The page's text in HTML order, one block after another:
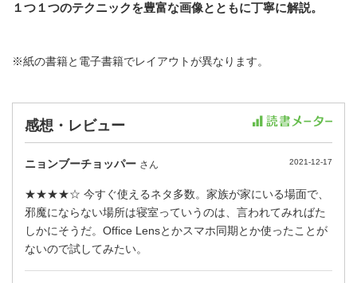
１つ１つのテクニックを豊富な画像とともに丁寧に解説。
※紙の書籍と電子書籍でレイアウトが異なります。
感想・レビュー
ニョンブーチョッパー さん 2021-12-17
★★★★☆ 今すぐ使えるネタ多数。家族が家にいる場面で、
邪魔にならない場所は寝室っていうのは、言われてみればた
しかにそうだ。Office Lensとかスマホ同期とか使ったことが
ないので試してみたい。